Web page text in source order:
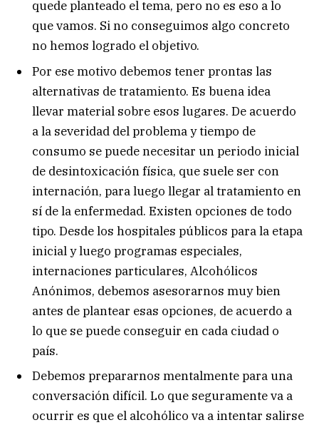
quede planteado el tema, pero no es eso a lo
que vamos. Si no conseguimos algo concreto
no hemos logrado el objetivo.
Por ese motivo debemos tener prontas las
alternativas de tratamiento. Es buena idea
llevar material sobre esos lugares. De acuerdo
a la severidad del problema y tiempo de
consumo se puede necesitar un periodo inicial
de desintoxicación física, que suele ser con
internación, para luego llegar al tratamiento en
sí de la enfermedad. Existen opciones de todo
tipo. Desde los hospitales públicos para la etapa
inicial y luego programas especiales,
internaciones particulares, Alcohólicos
Anónimos, debemos asesorarnos muy bien
antes de plantear esas opciones, de acuerdo a
lo que se puede conseguir en cada ciudad o
país.
Debemos prepararnos mentalmente para una
conversación difícil. Lo que seguramente va a
ocurrir es que el alcohólico va a intentar salirse